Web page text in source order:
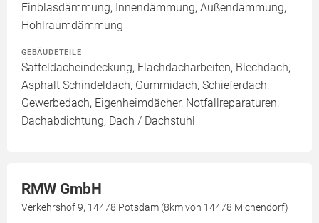
Einblasdämmung, Innendämmung, Außendämmung,
Hohlraumdämmung
GEBÄUDETEILE
Satteldacheindeckung, Flachdacharbeiten, Blechdach,
Asphalt Schindeldach, Gummidach, Schieferdach,
Gewerbedach, Eigenheimdächer, Notfallreparaturen,
Dachabdichtung, Dach / Dachstuhl
RMW GmbH
Verkehrshof 9, 14478 Potsdam (8km von 14478 Michendorf)